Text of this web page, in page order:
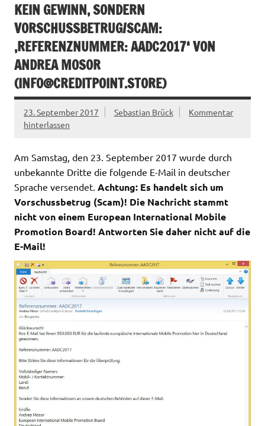
KEIN GEWINN, SONDERN
VORSCHUSSBETRUG/SCAM:
‚REFERENZNUMMER: AADC2017‘ VON
ANDREA MOSOR
(INFO@CREDITPOINT.STORE)
23. September 2017 Sebastian Brück
Kommentar
hinterlassen
Am Samstag, den 23. September 2017 wurde durch
unbekannte Dritte die folgende E-Mail in deutscher
Sprache versendet. Achtung: Es handelt sich um
Vorschussbetrug (Scam)! Die Nachricht stammt
nicht von einem European International Mobile
Promotion Board! Antworten Sie daher nicht auf die
E-Mail!